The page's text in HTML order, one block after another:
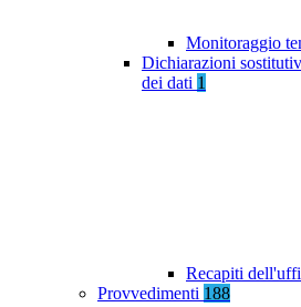
Monitoraggio
Dichiarazioni
dei dati 1
Recapiti
Provvedimenti 188